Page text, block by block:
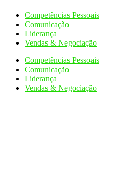
Competências Pessoais
Comunicação
Liderança
Vendas & Negociação
Competências Pessoais
Comunicação
Liderança
Vendas & Negociação